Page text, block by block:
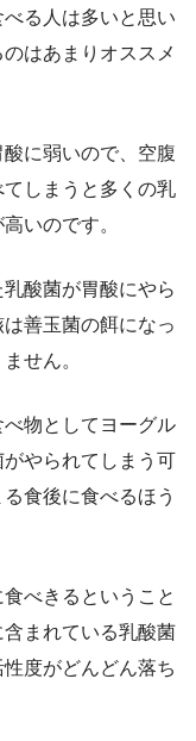
る人は多いと思い
はあまりオススメ
に弱いので、空腹
しまうと多くの乳
いのです。
酸菌が胃酸にやら
善玉菌の餌になっ
せん。
物としてヨーグル
がやられてしまう可
食後に食べるほう
べきるということ
まれている乳酸菌
度がどんどん落ち